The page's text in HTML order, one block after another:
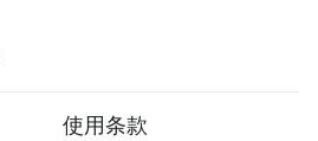
使用条款